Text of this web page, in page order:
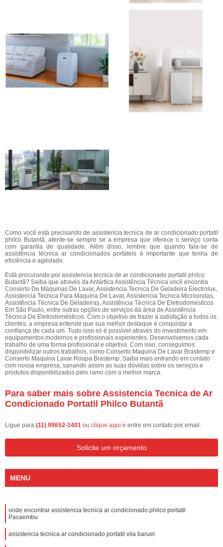
Como você está precisando de assistencia tecnica de ar condicionado portatil
philco Butantã, atente-se sempre se a empresa que oferece o serviço conta
com garantia de qualidade. Além disso, lembre que quando fala-se de
assistência técnica ar condicionados portáteis é importante que tenha de
eficiência e agilidade.
Está procurando por assistencia tecnica de ar condicionado portatil philco
Butantã? Saiba que através da Antártica Assistência Técnica você encontra
Conserto De Máquinas De Lavar, Assistencia Tecnica De Geladeira Electrolux,
Assistencia Tecnica Para Maquina De Lavar, Assistencia Tecnica Microondas,
Assistência Técnica De Geladeiras, Assistência Técnica De Eletrodomésticos
Em São Paulo, entre outras opções de serviços da área de Assistência
Técnica De Eletrodomésticos. Com o objetivo de trazer a satisfação a todos os
clientes, a empresa entende que sua melhor destaque é conquistar a
confiança de cada um. Tudo isso só é possível através do investimento em
equipamentos modernos e profissionais experientes. Desenvolvemos cada
trabalho de uma forma profissional e objetiva. Com isso, conseguimos
disponibilizar outros trabalhos, como Conserto Maquina De Lavar Brastemp e
Conserto Maquina Lavar Roupa Brastemp. Saiba mais entrando em contato
com nossa empresa, sanando assim as suas dúvidas sobre os serviços e
produtos disponibilizados pelo ramo com a melhor marca.
Para saber mais sobre Assistencia Tecnica de Ar
Condicionado Portatil Philco Butantã
Ligue para (11) 99652-1401 ou clique aqui e entre em contato por email.
Solicite um orçamento
MENU
onde encontrar assistencia tecnica ar condicionado philco portatil
Pacaembu
assistencia tecnica ar condicionado portatil vila baruel